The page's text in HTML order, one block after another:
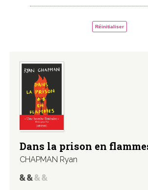
Réinitialiser
Dans la prison en
CHAPMAN Ryan